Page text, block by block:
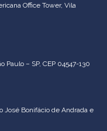
Office Tower, Vila
Paulo – SP, CEP 04547-130
José Bonifácio de Andrada e